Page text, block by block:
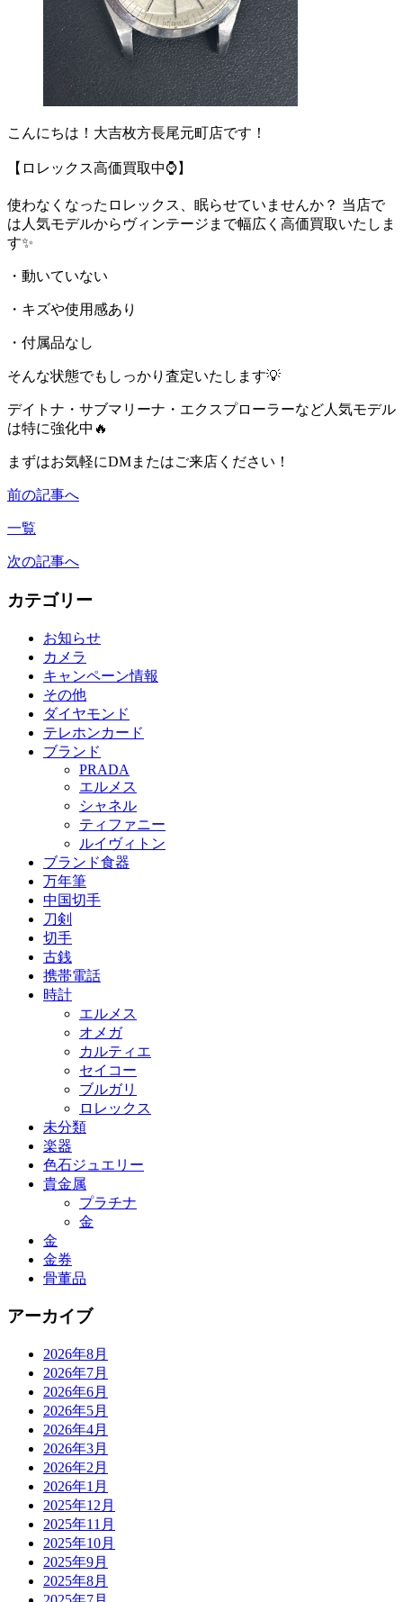
こんにちは！大吉枚方長尾元町店です！
【ロレックス高価買取中⌚️】
使わなくなったロレックス、眠らせていませんか？ 当店で
は人気モデルからヴィンテージまで幅広く高価買取いたしま
す✨
・動いていない
・キズや使用感あり
・付属品なし
そんな状態でもしっかり査定いたします💡
デイトナ・サブマリーナ・エクスプローラーなど人気モデル
は特に強化中🔥
まずはお気軽にDMまたはご来店ください！
前の記事へ
一覧
次の記事へ
カテゴリー
お知らせ
カメラ
キャンペーン情報
その他
ダイヤモンド
テレホンカード
ブランド
PRADA
エルメス
シャネル
ティファニー
ルイヴィトン
ブランド食器
万年筆
中国切手
刀剣
切手
古銭
携帯電話
時計
エルメス
オメガ
カルティエ
セイコー
ブルガリ
ロレックス
未分類
楽器
色石ジュエリー
貴金属
プラチナ
金
金
金券
骨董品
アーカイブ
2026年8月
2026年7月
2026年6月
2026年5月
2026年4月
2026年3月
2026年2月
2026年1月
2025年12月
2025年11月
2025年10月
2025年9月
2025年8月